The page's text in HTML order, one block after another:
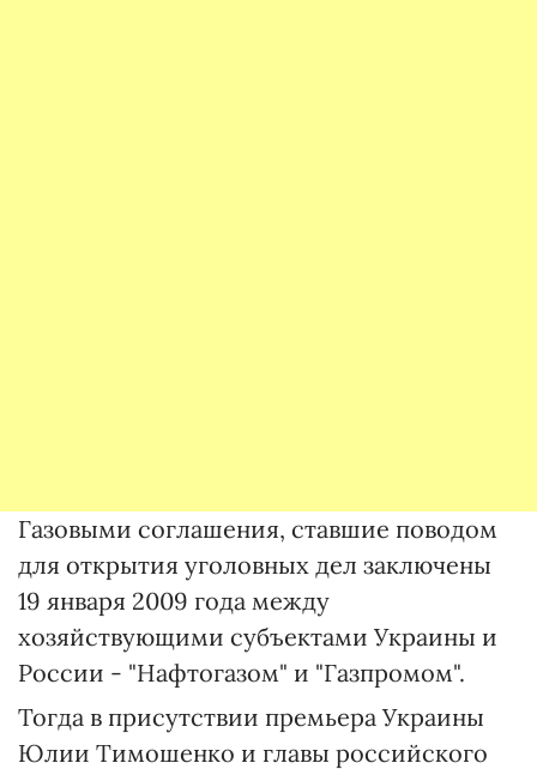
Газовыми соглашения, ставшие поводом
для открытия уголовных дел заключены
19 января 2009 года между
хозяйствующими субъектами Украины и
России - "Нафтогазом" и "Газпромом".
Тогда в присутствии премьера Украины
Юлии Тимошенко и главы российского